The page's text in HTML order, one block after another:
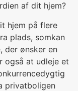
af dit hjem?
hjem på flere
plads, somkan
der ønsker en
også at udleje et
privatboligen